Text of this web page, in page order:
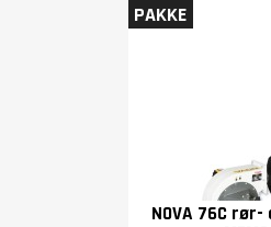
PAKKE
NOVA 76C